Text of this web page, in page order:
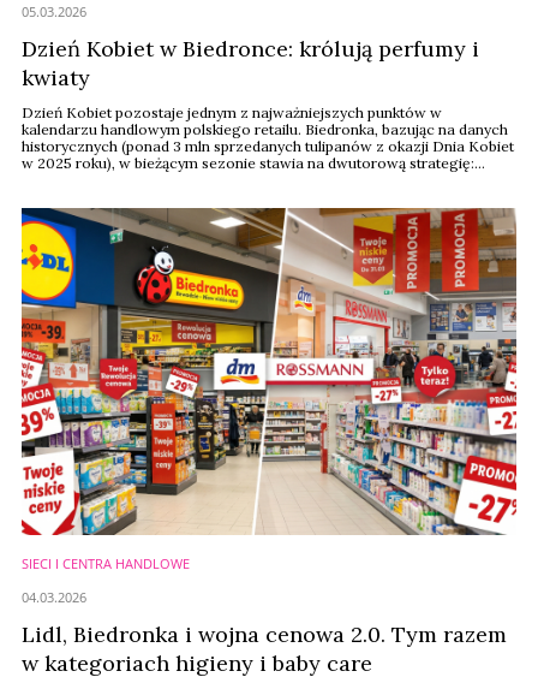
Dzień Kobiet w Biedronce: królują perfumy i
kwiaty
Dzień Kobiet pozostaje jednym z najważniejszych punktów w
kalendarzu handlowym polskiego retailu. Biedronka, bazując na danych
historycznych (ponad 3 mln sprzedanych tulipanów z okazji Dnia Kobiet
w 2025 roku), w bieżącym sezonie stawia na dwutorową strategię:
05.03.2026
SIECI I CENTRA HANDLOWE
Lidl, Biedronka i wojna cenowa 2.0. Tym razem
w kategoriach higieny i baby care
04.03.2026